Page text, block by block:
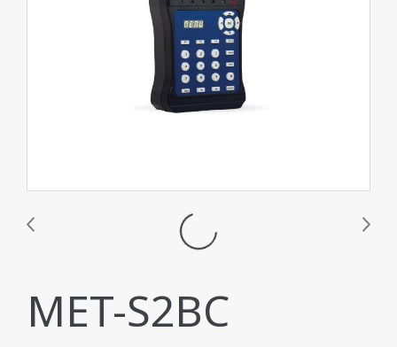
MET-S2BC